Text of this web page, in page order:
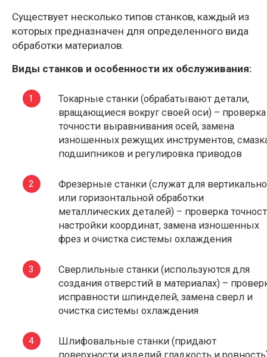
Существует несколько типов станков, каждый из
которых предназначен для определенного вида
обработки материалов.
Виды станков и особенности их обслуживания:
Токарные станки (обрабатывают детали,
вращающиеся вокруг своей оси) – проверка
точности выравнивания осей, замена
изношенных режущих инструментов,
подшипников и регулировка приводов
Фрезерные станки (служат для
или горизонтальной обработки
металлических деталей) – проверка
настройки координат, замена изношенных
фрез и очистка системы охлаждения
Сверлильные станки (используются для
создания отверстий в материалах) –
исправности шпинделей, замена сверл и
очистка системы охлаждения
Шлифовальные станки (придают